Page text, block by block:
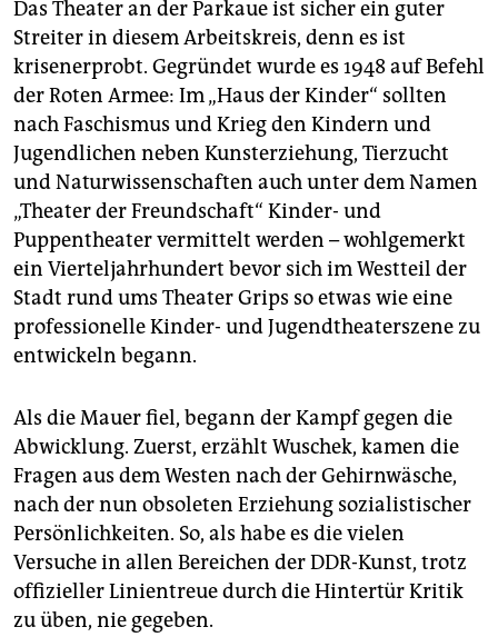
Das Theater an der Parkaue ist sicher ein guter
Streiter in diesem Arbeitskreis, denn es ist
krisenerprobt. Gegründet wurde es 1948 auf Befehl
der Roten Armee: Im „Haus der Kinder“ sollten
nach Faschismus und Krieg den Kindern und
Jugendlichen neben Kunsterziehung, Tierzucht
und Naturwissenschaften auch unter dem Namen
„Theater der Freundschaft“ Kinder- und
Puppentheater vermittelt werden – wohlgemerkt
ein Vierteljahrhundert bevor sich im Westteil der
Stadt rund ums Theater Grips so etwas wie eine
professionelle Kinder- und Jugendtheaterszene zu
entwickeln begann.
Als die Mauer fiel, begann der Kampf gegen die
Abwicklung. Zuerst, erzählt Wuschek, kamen die
Fragen aus dem Westen nach der Gehirnwäsche,
nach der nun obsoleten Erziehung sozialistischer
Persönlichkeiten. So, als habe es die vielen
Versuche in allen Bereichen der DDR-Kunst, trotz
offizieller Linientreue durch die Hintertür Kritik
zu üben, nie gegeben.